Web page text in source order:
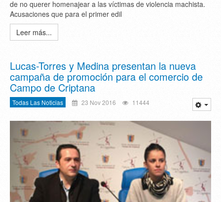
de no querer homenajear a las víctimas de violencia machista.
Acusaciones que para el primer edil
Leer más...
Lucas-Torres y Medina presentan la nueva
campaña de promoción para el comercio de
Campo de Criptana
Todas Las Noticias 23 Nov 2016 11444